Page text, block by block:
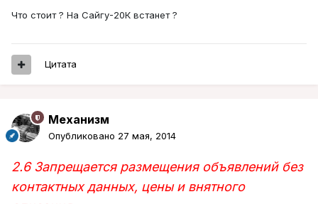
Что стоит ? На Сайгу-20К встанет ?
Цитата
Механизм
Опубликовано 27 мая, 2014
2.6 Запрещается размещения объявлений без
контактных данных, цены и внятного